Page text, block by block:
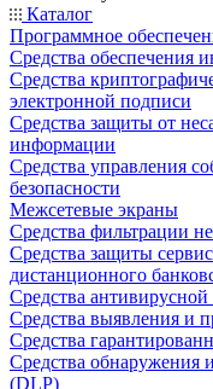
Каталог
Программное
Средства обеспечения
Средства
электронной подписи
Средства защиты от
информации
Средства управления
безопасности
Межсетевые экраны
Средства фильтрации
Средства защиты
дистанционного
Средства
Средства выявления и
Средства
Средства обнаружения
(DLP)